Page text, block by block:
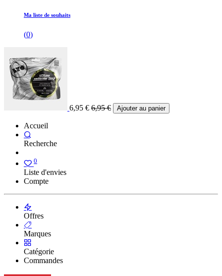
Ma liste de souhaits
(0)
6,95 € 6,95€ Ajouter au panier
Accueil
Recherche
0
Liste d'envies
Compte
Offres
Marques
Catégorie
Commandes